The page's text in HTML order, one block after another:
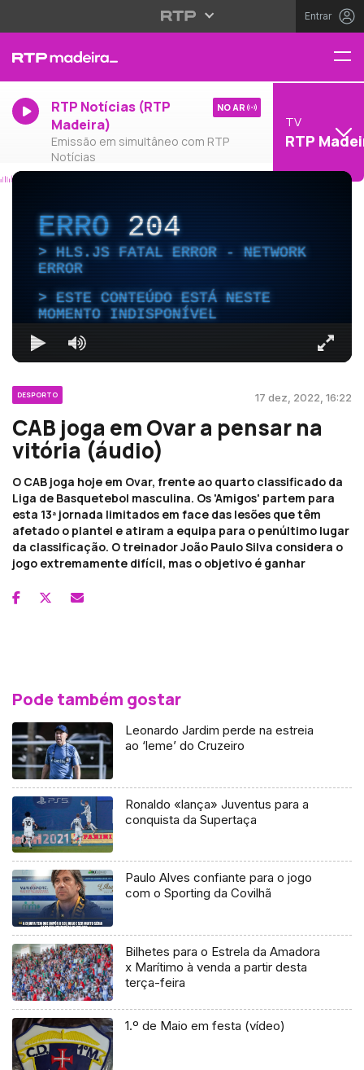
Entrar
RTP Notícias (RTP
Madeira)
Emissão em simultâneo com RTP
Notícias
NO AR
TV
RTP
ERRO204
HLS.JS FATAL ERROR - NETWORK
ERROR
ESTE CONTEÚDO ESTÁ NESTE
MOMENTO INDISPONÍVEL
DESPORTO 17 dez, 2022, 16:22
CAB joga em Ovar a pensar na
vitória (áudio)
O CAB joga hoje em Ovar, frente ao quarto classificado da
Liga de Basquetebol masculina. Os 'Amigos' partem para
esta 13ª jornada limitados em face das lesões que têm
afetado o plantel e atiram a equipa para o penúltimo lugar
da classificação. O treinador João Paulo Silva considera o
jogo extremamente difícil, mas o objetivo é ganhar
Pode também gostar
Leonardo Jardim perde na estreia
ao ‘leme’ do Cruzeiro
Ronaldo «lança» Juventus para a
conquista da Supertaça
Paulo Alves confiante para o jogo
com o Sporting da Covilhã
Bilhetes para o Estrela da Amadora
x Marítimo à venda a partir desta
terça-feira
1.º de Maio em festa (vídeo)